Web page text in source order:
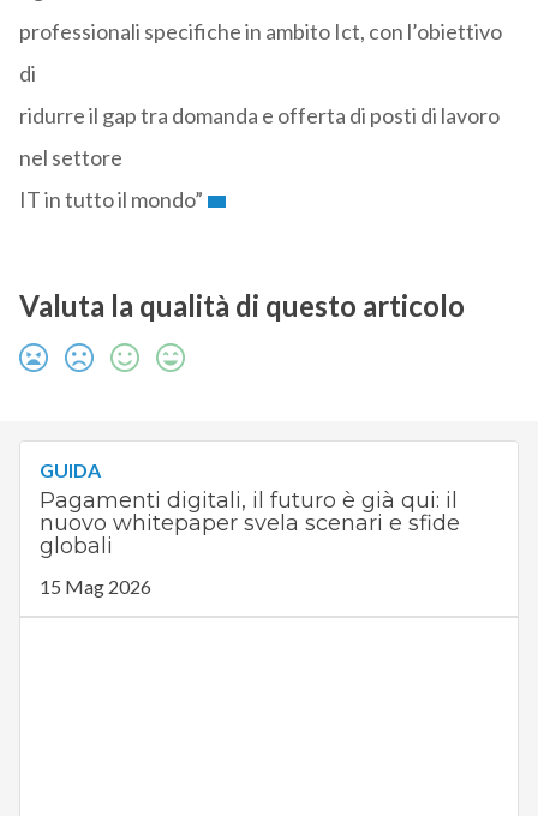
professionali specifiche in ambito Ict, con l’obiettivo
di
ridurre il gap tra domanda e offerta di posti di lavoro
nel settore
IT in tutto il mondo”
Valuta la qualità di questo articolo
GUIDA
Pagamenti digitali, il futuro è già qui: il
nuovo whitepaper svela scenari e sfide
globali
15 Mag 2026